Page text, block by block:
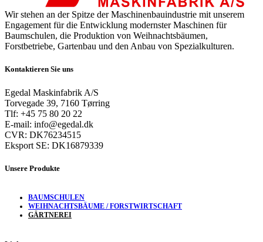
Wir stehen an der Spitze der Maschinenbauindustrie mit unserem
Engagement für die Entwicklung modernster Maschinen für
Baumschulen, die Produktion von Weihnachtsbäumen,
Forstbetriebe, Gartenbau und den Anbau von Spezialkulturen.
Kontaktieren Sie uns
Egedal Maskinfabrik A/S
Torvegade 39, 7160 Tørring
Tlf: +45 75 80 20 22
E-mail: info@egedal.dk
CVR: DK76234515
Eksport SE: DK16879339
Unsere Produkte
BAUMSCHULEN
WEIHNACHTSBÄUME / FORSTWIRTSCHAFT
GÄRTNEREI